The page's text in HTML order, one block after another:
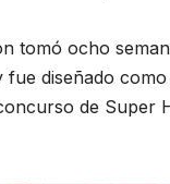
tomó ocho
fue diseñado
de Super